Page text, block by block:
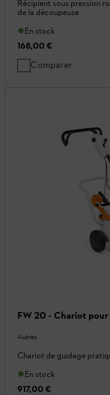
Récipient sous pression
de la découpeuse
En stock
168,00 €
Comparer
FW 20 - Chariot pour
Autres
Chariot de guidage
En stock
917,00 €